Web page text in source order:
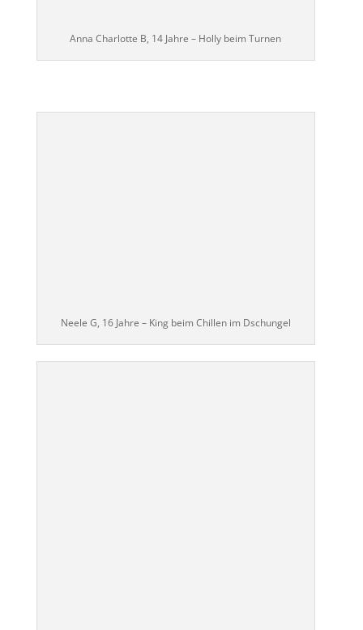
Anna Charlotte B, 14 Jahre – Holly beim Turnen
Neele G, 16 Jahre – King beim Chillen im Dschungel